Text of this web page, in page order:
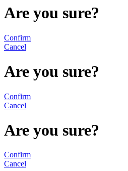
Are you sure?
Confirm
Cancel
Are you sure?
Confirm
Cancel
Are you sure?
Confirm
Cancel